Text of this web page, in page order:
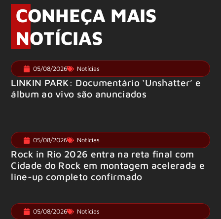
CONHEÇA MAIS
NOTÍCIAS
05/08/2026 Notícias
LINKIN PARK: Documentário ‘Unshatter’ e
álbum ao vivo são anunciados
05/08/2026 Notícias
Rock in Rio 2026 entra na reta final com
Cidade do Rock em montagem acelerada e
line-up completo confirmado
05/08/2026 Notícias